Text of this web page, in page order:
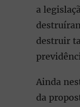
a
destruir
Ainda
da